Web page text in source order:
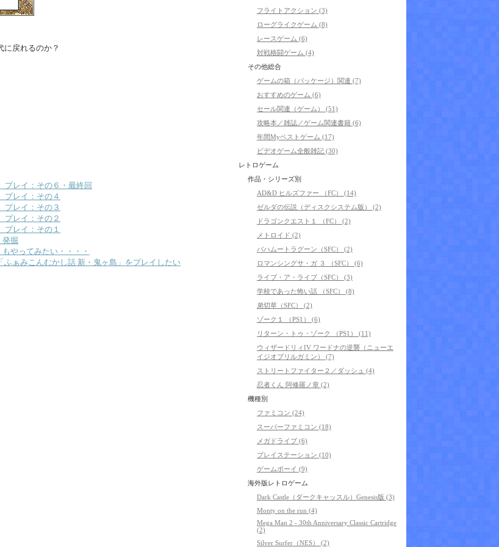
に戻れるのか？
プレイ：その６・最終回
プレイ：その４
プレイ：その３
プレイ：その２
プレイ：その１
発掘
やってみたい・・・・
ぁみこんむかし話 新・鬼ヶ島」をプレイしたい
フライトアクション (3)
ローグライクゲーム (8)
レースゲーム (6)
対戦格闘ゲーム (4)
その他総合
ゲームの箱（パッケージ）関連 (7)
おすすめのゲーム (6)
セール関連（ゲーム） (51)
攻略本／雑誌／ゲーム関連書籍 (6)
年間Myベストゲーム (17)
ビデオゲーム全般雑記 (30)
レトロゲーム
作品・シリーズ別
AD&D ヒルズファー （FC） (14)
ゼルダの伝説（ディスクシステム版） (2)
ドラゴンクエスト１ （FC） (2)
メトロイド (2)
バハムートラグーン（SFC） (2)
ロマンシングサ・ガ ３ （SFC） (6)
ライブ・ア・ライブ（SFC） (3)
学校であった怖い話 （SFC） (8)
弟切草（SFC） (2)
ゾーク１ （PS1） (6)
リターン・トゥ・ゾーク （PS1） (11)
ウィザードリィIV ワードナの逆襲（ニューエ
イジオブリルガミン） (7)
ストリートファイター２／ダッシュ (4)
忍者くん 阿修羅ノ章 (2)
機種別
ファミコン (24)
スーパーファミコン (18)
メガドライブ (6)
プレイステーション (10)
ゲームボーイ (9)
海外版レトロゲーム
Dark Castle（ダークキャッスル）Genesis版 (3)
Monty on the run (4)
Mega Man 2 - 30th Anniversary Classic Cartridge
(2)
Silver Surfer（NES） (2)